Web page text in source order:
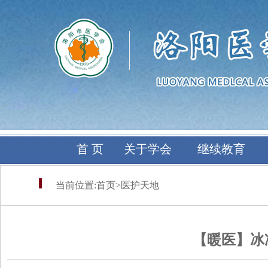
首 页 关于学会 继续教育
当前位置:首页>医护天地
【暖医】